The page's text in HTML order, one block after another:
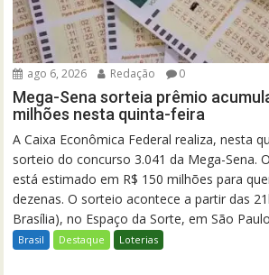
ago 6, 2026 Redação 0
Mega-Sena sorteia prêmio
milhões nesta quinta-feira
A Caixa Econômica Federal realiza, nesta
sorteio do concurso 3.041 da Mega-Sena.
está estimado em R$ 150 milhões para
dezenas. O sorteio acontece a partir das
Brasília), no Espaço da Sorte, em São
Brasil Destaque Loterias